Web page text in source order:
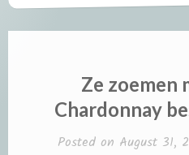
Ze zoemen
Chardonnay
Posted on August 31,